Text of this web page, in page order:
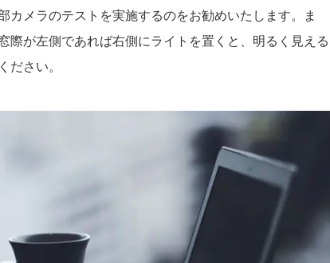
カメラのテストを実施するのをお勧めいたします。ま
際が左側であれば右側にライトを置くと、明るく見える
さい。